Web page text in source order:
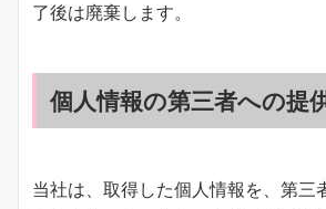
了後は廃棄します。
個人情報の第三者への提
当社は、取得した個人情報を、第三